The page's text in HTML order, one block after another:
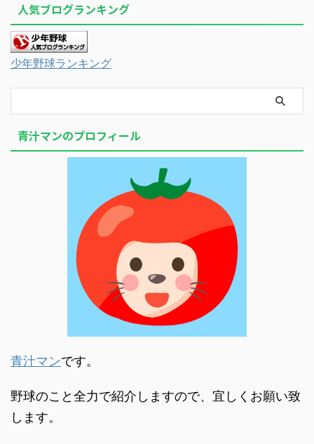
人気ブログランキング
少年野球ランキング
青汁マンのプロフィール
青汁マンです。
野球のこと全力で紹介しますので、宜しくお願い致
します。